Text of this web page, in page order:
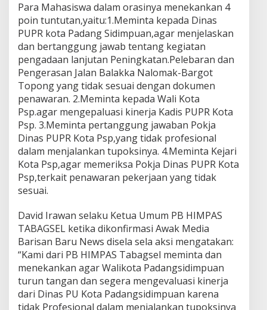
Para Mahasiswa dalam orasinya menekankan 4
poin tuntutan,yaitu:1.Meminta kepada Dinas
PUPR kota Padang Sidimpuan,agar menjelaskan
dan bertanggung jawab tentang kegiatan
pengadaan lanjutan Peningkatan.Pelebaran dan
Pengerasan Jalan Balakka Nalomak-Bargot
Topong yang tidak sesuai dengan dokumen
penawaran. 2.Meminta kepada Wali Kota
Psp.agar mengepaluasi kinerja Kadis PUPR Kota
Psp. 3.Meminta pertanggung jawaban Pokja
Dinas PUPR Kota Psp,yang tidak profesional
dalam menjalankan tupoksinya. 4.Meminta Kejari
Kota Psp,agar memeriksa Pokja Dinas PUPR Kota
Psp,terkait penawaran pekerjaan yang tidak
sesuai.
David Irawan selaku Ketua Umum PB HIMPAS
TABAGSEL ketika dikonfirmasi Awak Media
Barisan Baru News disela sela aksi mengatakan:
“Kami dari PB HIMPAS Tabagsel meminta dan
menekankan agar Walikota Padangsidimpuan
turun tangan dan segera mengevaluasi kinerja
dari Dinas PU Kota Padangsidimpuan karena
tidak Profesional dalam menjalankan tupoksinya